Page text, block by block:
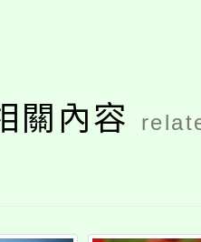
關內容